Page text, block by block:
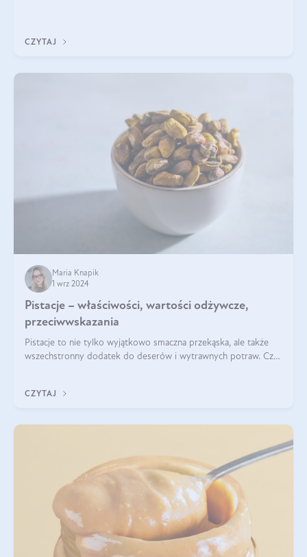
CZYTAJ
Maria Knapik
1 wrz 2024
Pistacje – właściwości, wartości odżywcze,
przeciwwskazania
Pistacje to nie tylko wyjątkowo smaczna przekąska, ale także
wszechstronny dodatek do deserów i wytrawnych potraw. Czy
CZYTAJ